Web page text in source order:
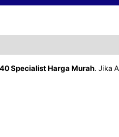
Specialist Harga Murah. Jika